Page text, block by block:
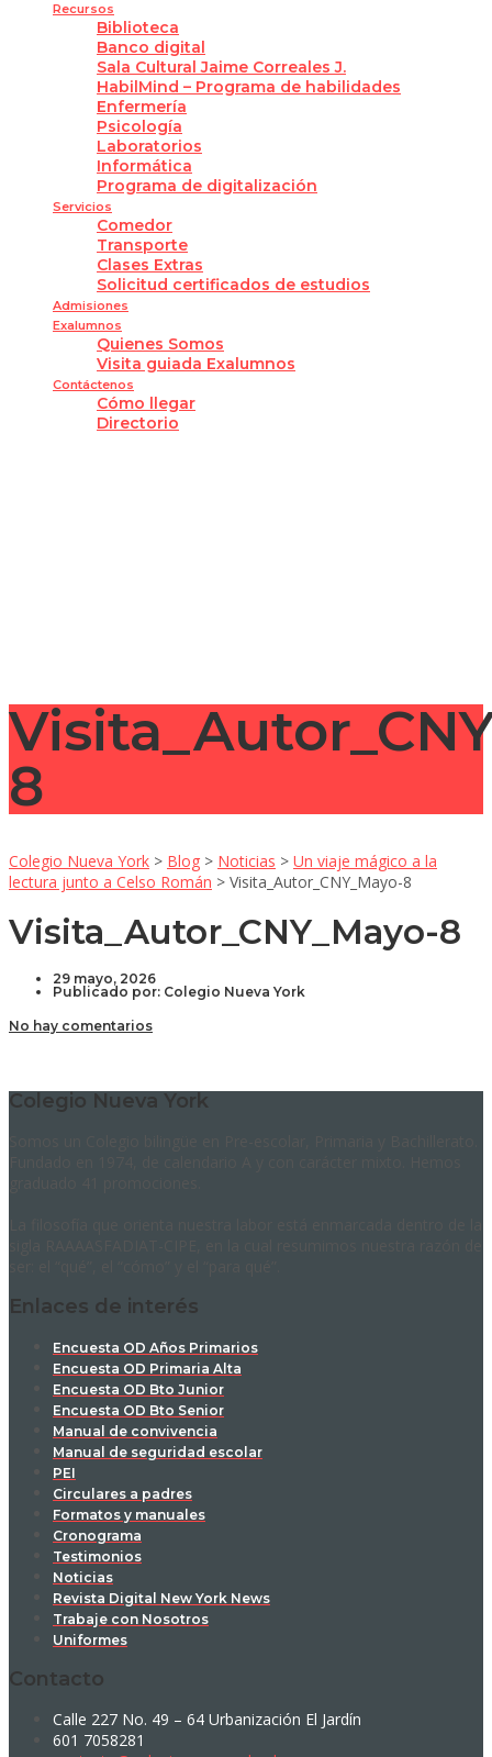
Recursos
Biblioteca
Banco digital
Sala Cultural Jaime Correales J.
HabilMind – Programa de habilidades
Enfermería
Psicología
Laboratorios
Informática
Programa de digitalización
Servicios
Comedor
Transporte
Clases Extras
Solicitud certificados de estudios
Admisiones
Exalumnos
Quienes Somos
Visita guiada Exalumnos
Contáctenos
Cómo llegar
Directorio
8
Colegio Nueva York > Blog > Noticias > Un viaje mágico a la
lectura junto a Celso Román > Visita_Autor_CNY_Mayo-8
Visita_Autor_CNY_Mayo-8
29 mayo, 2026
Publicado por: Colegio Nueva York
No hay comentarios
Colegio Nueva York
Enlaces de interés
Encuesta OD Años Primarios
Encuesta OD Primaria Alta
Encuesta OD Bto Junior
Encuesta OD Bto Senior
Manual de convivencia
Manual de seguridad escolar
PEI
Circulares a padres
Formatos y manuales
Cronograma
Testimonios
Noticias
Revista Digital New York News
Trabaje con Nosotros
Uniformes
Contacto
Calle 227 No. 49 – 64 Urbanización El Jardín
601 7058281